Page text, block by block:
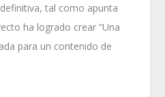
tal como apunta
ha logrado crear “Una
para un contenido de